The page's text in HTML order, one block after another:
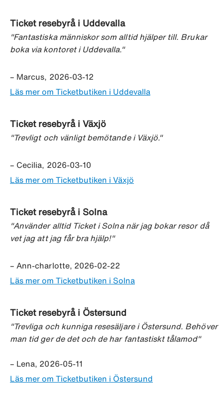
Ticket resebyrå i Uddevalla
"Fantastiska människor som alltid hjälper till. Brukar
boka via kontoret i Uddevalla."
– Marcus, 2026-03-12
Läs mer om Ticketbutiken i Uddevalla
Ticket resebyrå i Växjö
"Trevligt och vänligt bemötande i Växjö."
– Cecilia, 2026-03-10
Läs mer om Ticketbutiken i Växjö
Ticket resebyrå i Solna
"Använder alltid Ticket i Solna när jag bokar resor då
vet jag att jag får bra hjälp!"
– Ann-charlotte, 2026-02-22
Läs mer om Ticketbutiken i Solna
Ticket resebyrå i Östersund
"Trevliga och kunniga resesäljare i Östersund. Behöver
man tid ger de det och de har fantastiskt tålamod"
– Lena, 2026-05-11
Läs mer om Ticketbutiken i Östersund